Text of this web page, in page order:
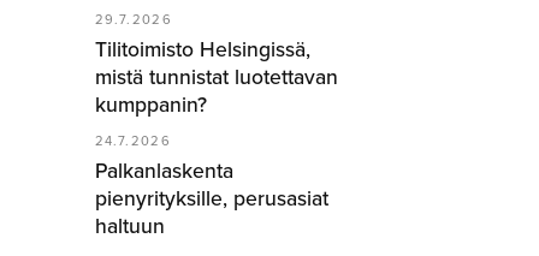
29.7.2026
Tilitoimisto Helsingissä,
mistä tunnistat luotettavan
kumppanin?
24.7.2026
Palkanlaskenta
pienyrityksille, perusasiat
haltuun